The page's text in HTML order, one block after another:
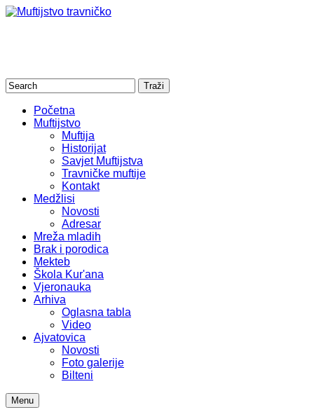
Početna
Muftijstvo
Muftija
Historijat
Savjet Muftijstva
Travničke muftije
Kontakt
Medžlisi
Novosti
Adresar
Mreža mladih
Brak i porodica
Mekteb
Škola Kur'ana
Vjeronauka
Arhiva
Oglasna tabla
Video
Ajvatovica
Novosti
Foto galerije
Bilteni
Menu